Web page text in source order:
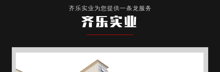
齐乐实业为您提供一条龙服务
齐乐实业